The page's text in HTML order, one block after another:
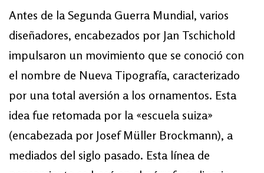
Antes de la Segunda Guerra Mundial, varios
diseñadores, encabezados por Jan Tschichold
impulsaron un movimiento que se conoció con
el nombre de Nueva Tipografía, caracterizado
por una total aversión a los ornamentos. Esta
idea fue retomada por la «escuela suiza»
(encabezada por Josef Müller Brockmann), a
mediados del siglo pasado. Esta línea de